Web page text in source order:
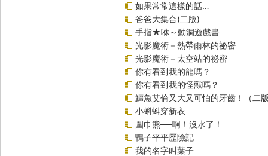
如果常常這樣的話…
爸爸大集合(二版)
手指★咻～動洞遊戲書
光影魔術－熱帶雨林的祕密
光影魔術－太空站的祕密
你有看到我的龍嗎？
你有看到我的怪獸嗎？
鱷魚艾倫又大又可怕的牙齒！（二
小蝌蚪穿新衣
圍巾熊──啊！沒水了！
鴨子平平歷險記
我的名字叫葉子